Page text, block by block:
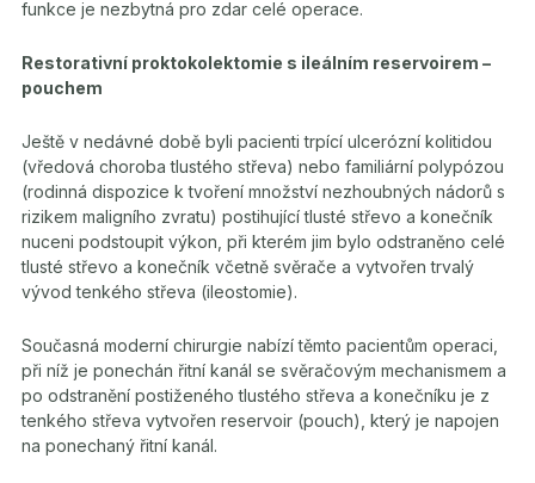
funkce je nezbytná pro zdar celé operace.
Restorativní proktokolektomie s ileálním reservoirem –
pouchem
Ještě v nedávné době byli pacienti trpící ulcerózní kolitidou
(vředová choroba tlustého střeva) nebo familiární polypózou
(rodinná dispozice k tvoření množství nezhoubných nádorů s
rizikem maligního zvratu) postihující tlusté střevo a konečník
nuceni podstoupit výkon, při kterém jim bylo odstraněno celé
tlusté střevo a konečník včetně svěrače a vytvořen trvalý
vývod tenkého střeva (ileostomie).
Současná moderní chirurgie nabízí těmto pacientům operaci,
při níž je ponechán řitní kanál se svěračovým mechanismem a
po odstranění postiženého tlustého střeva a konečníku je z
tenkého střeva vytvořen reservoir (pouch), který je napojen
na ponechaný řitní kanál.